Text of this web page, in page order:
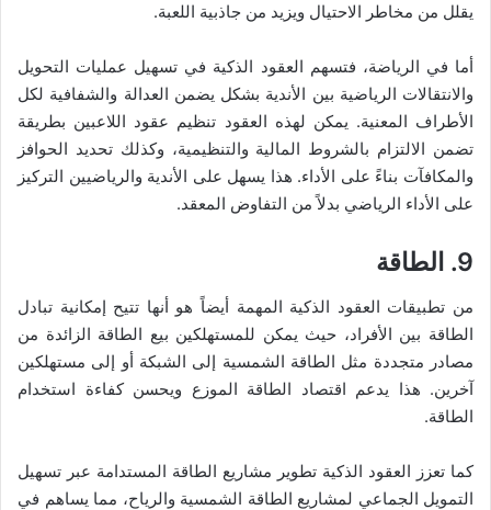
يقلل من مخاطر الاحتيال ويزيد من جاذبية اللعبة.
أما في الرياضة، فتسهم العقود الذكية في تسهيل عمليات التحويل
والانتقالات الرياضية بين الأندية بشكل يضمن العدالة والشفافية لكل
الأطراف المعنية. يمكن لهذه العقود تنظيم عقود اللاعبين بطريقة
تضمن الالتزام بالشروط المالية والتنظيمية، وكذلك تحديد الحوافز
والمكافآت بناءً على الأداء. هذا يسهل على الأندية والرياضيين التركيز
على الأداء الرياضي بدلاً من التفاوض المعقد.
9. الطاقة
من تطبيقات العقود الذكية المهمة أيضاً هو أنها تتيح إمكانية تبادل
الطاقة بين الأفراد، حيث يمكن للمستهلكين بيع الطاقة الزائدة من
مصادر متجددة مثل الطاقة الشمسية إلى الشبكة أو إلى مستهلكين
آخرين. هذا يدعم اقتصاد الطاقة الموزع ويحسن كفاءة استخدام
الطاقة.
كما تعزز العقود الذكية تطوير مشاريع الطاقة المستدامة عبر تسهيل
التمويل الجماعي لمشاريع الطاقة الشمسية والرياح، مما يساهم في